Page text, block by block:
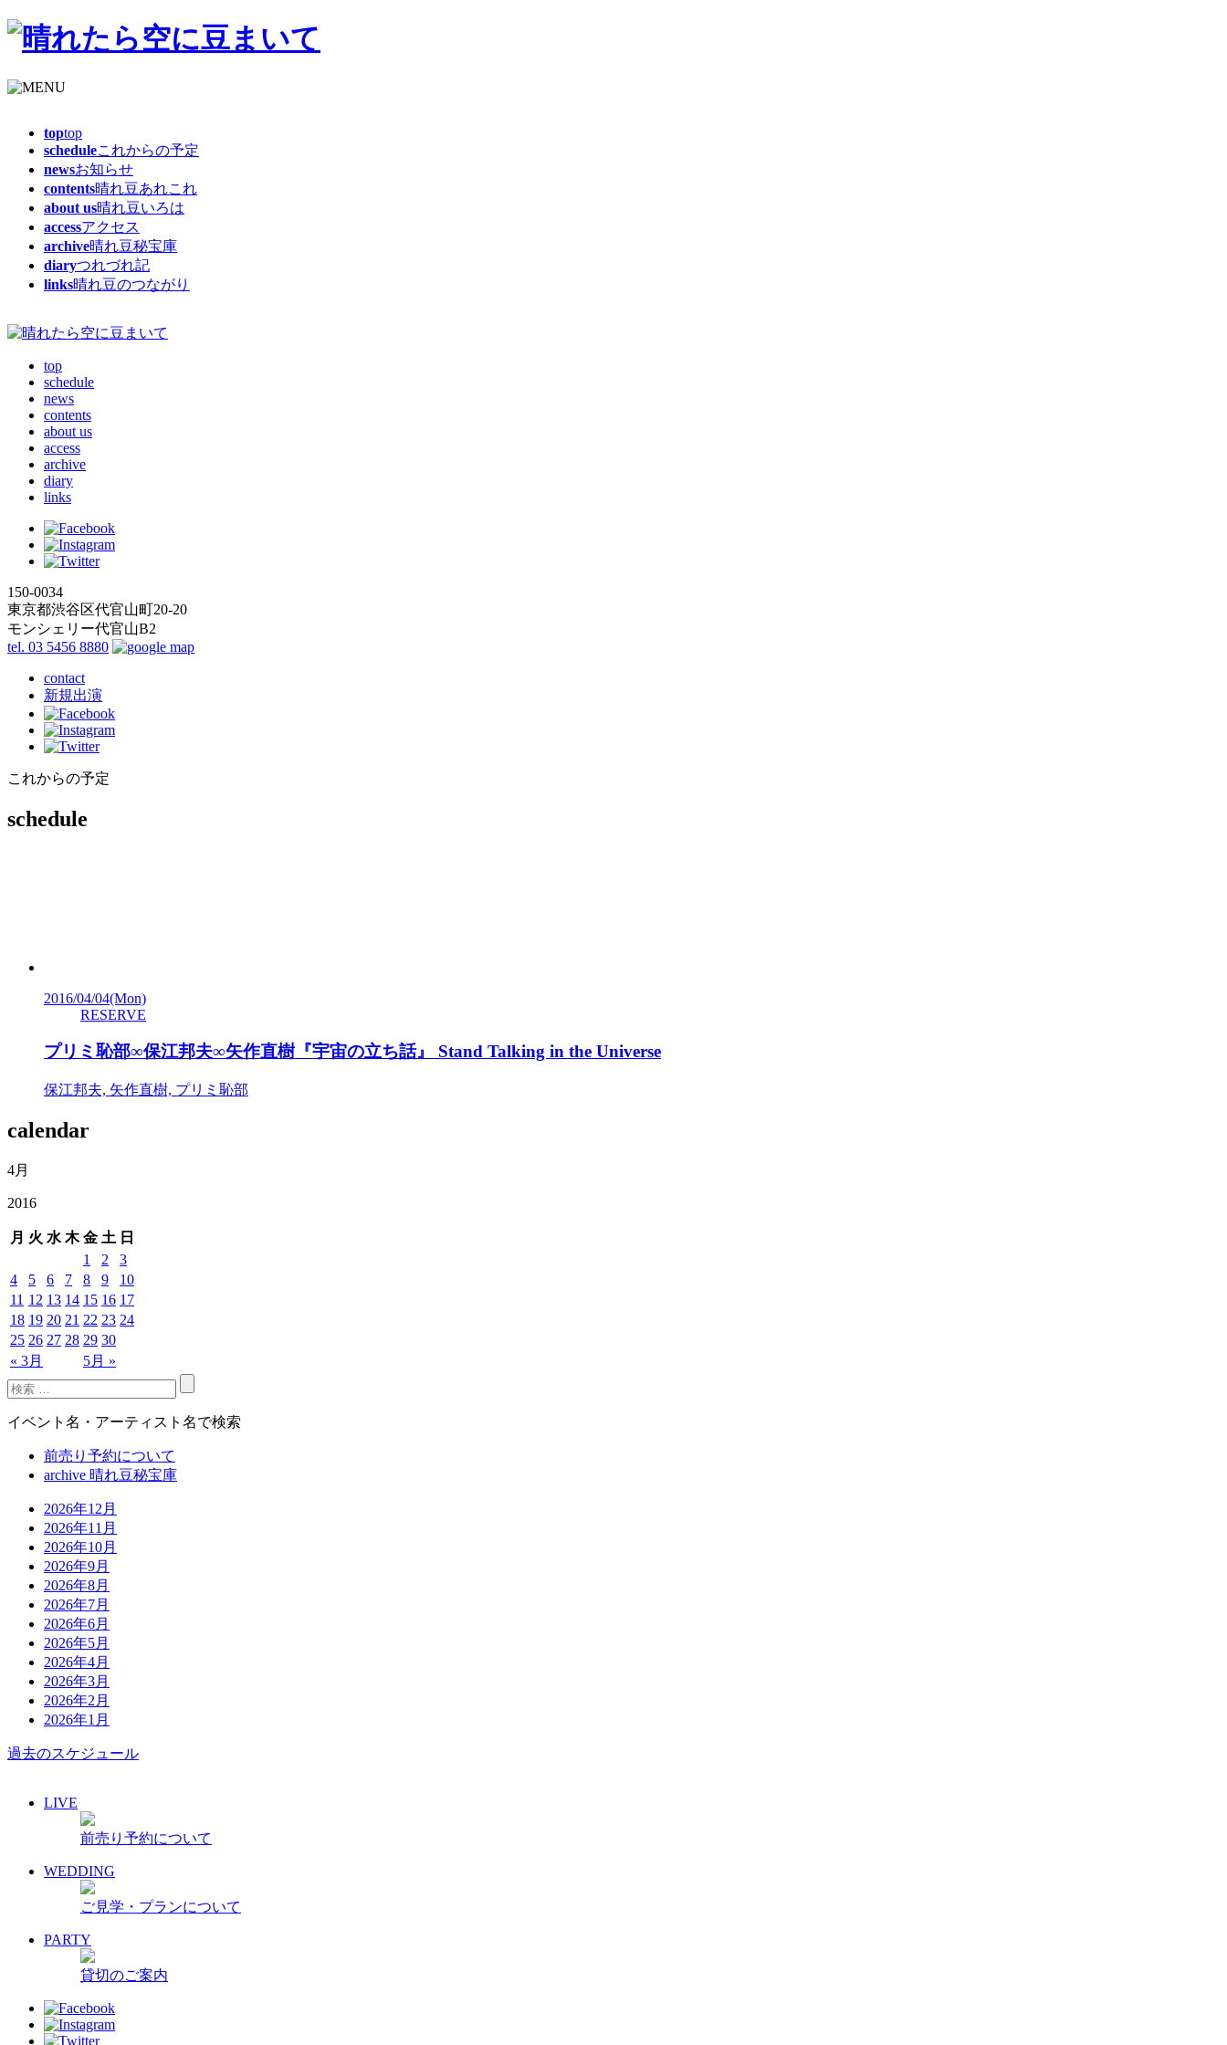
toptop
scheduleこれからの予定
newsお知らせ
contents晴れ豆あれこれ
about us晴れ豆いろは
accessアクセス
archive晴れ豆秘宝庫
diaryつれづれ記
links晴れ豆のつながり
top
schedule
news
contents
about us
access
archive
diary
links
150-0034
東京都渋谷区代官山町20-20
モンシェリー代官山B2
tel. 03 5456 8880
contact
新規出演
これからの予定
schedule
2016/04/04(Mon)
RESERVE
プリミ恥部∞保江邦夫∞矢作直樹『宇宙の立ち話』 Stand Talking in the Universe
保江邦夫, 矢作直樹, プリミ恥部
calendar
4月
2016
月 火 水 木 金 土 日
« 3月 5月 »
1 2
3
4
5 6 7 8 9
10
11 12 13 14 15 16 17
18 19 20 21 22 23 24
25 26 27 28 29 30
イベント名・アーティスト名で検索
前売り予約について
archive 晴れ豆秘宝庫
2026年12月
2026年11月
2026年10月
2026年9月
2026年8月
2026年7月
2026年6月
2026年5月
2026年4月
2026年3月
2026年2月
2026年1月
過去のスケジュール
LIVE
前売り予約について
WEDDING
ご見学・プランについて
PARTY
貸切のご案内